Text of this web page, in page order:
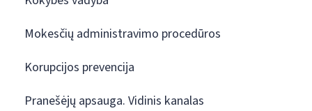
Mokesčių administravimo procedūros
Korupcijos prevencija
Pranešėjų apsauga. Vidinis kanalas